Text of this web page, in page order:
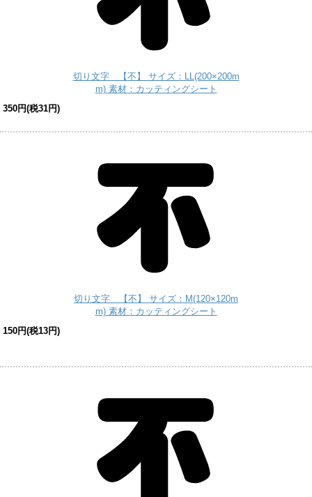
切り文字 【不】 サイズ：LL(200×200m
m) 素材：カッティングシート
350円(税31円)
切り文字 【不】 サイズ：M(120×120m
m) 素材：カッティングシート
150円(税13円)